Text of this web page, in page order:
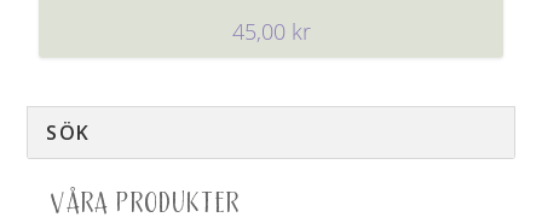
45,00 kr
VÅRA PRODUKTER